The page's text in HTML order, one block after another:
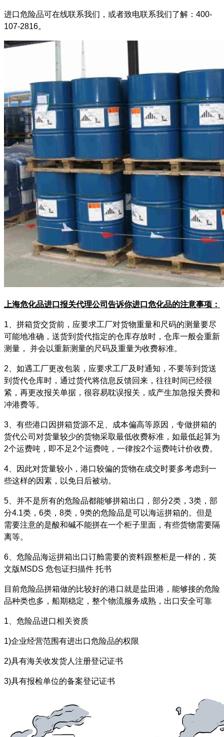
进口危险品可在线联系我们，或者致电联系我们了解：400-
107-2816。
上海危化品进口报关代理公司告诉你进口危化品的注意事项：
1、拼箱货交货前，应要求工厂对货物重量和尺码的测量要尽
可能地准确，送货到货代指定的仓库存放时，仓库一般会重新
测量， 并会以重新测量的尺码及重量为收费标准。
2、如遇工厂更改包装，应要求工厂及时通知，不要等到货送
到货代仓库时，通过货代将信息反馈回来，往往时间已经很
紧，再更改报关单据，很容易耽误报关，或产生加急报关费和
冲港费等。
3、有些港口因拼箱货源不足、成本偏高等原因，专做拼箱的
货代公司对货量较少的货物采取最低收费标准，如最低起算为
2个运费吨，即不足2个运费吨，一律按2个运费吨计价收费。
4、因此对货量较小，港口较偏的货物在成交时要多考虑到一
些这样的因素，以免日后被动。
5、并不是所有的危险品都能够拼箱出口，部分2类，3类，部
分4.1类，6类，8类，9类的危险品是可以海运拼箱的。但是
需要注意的是酸和碱不能拼在一个柜子里面，有些货物需要隔
离等。
6、危险品海运拼箱出口订舱需要的资料跟整柜是一样的，英
文版MSDS 危包证扫描件 托书
目前危险品拼箱做的比较好的港口就是盐田港，能够接的危险
品种类也多，船期稳定，整个物流服务成熟，出口安全可靠
1、危险品进口相关资质
1)企业经营范围有进出口危险品的权限
2)具有海关收发货人注册登记证书
3)具有报检单位的备案登记证书